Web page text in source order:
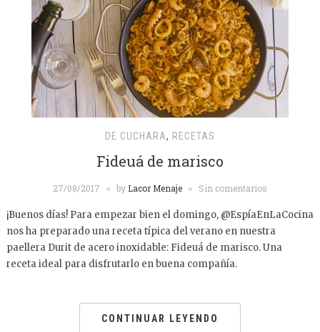
DE CUCHARA, RECETAS
Fideuá de marisco
27/08/2017 by Lacor Menaje Sin comentarios
¡Buenos días! Para empezar bien el domingo, @EspíaEnLaCocina
nos ha preparado una receta típica del verano en nuestra
paellera Durit de acero inoxidable: Fideuá de marisco. Una
receta ideal para disfrutarlo en buena compañía.
CONTINUAR LEYENDO